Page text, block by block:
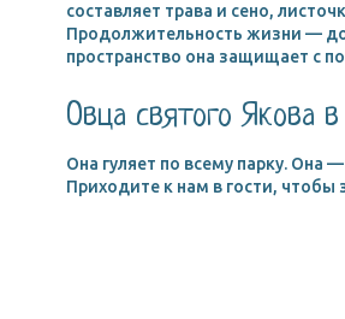
составляет трава и сено,
Продолжительность жизни — до
пространство она защищает с
Овца святого Якова
Она гуляет по всему парку.
Приходите к нам в гости, чтобы